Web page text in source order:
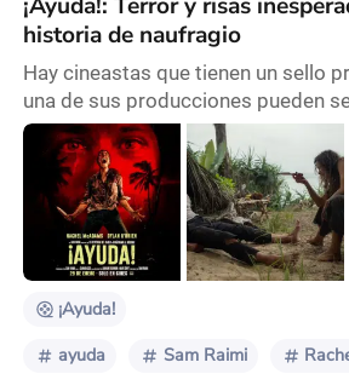
¡Ayuda!: Terror y risas
historia de naufragio
Hay cineastas que tienen un sello
una de sus producciones pueden
reconocibles por las
suelen tener, la estética, puesta en
o incluso los temas que aborda la
selecto grupo de cineastas que
privilegio, tenemos a Sam Raimi
responsable de la trilogía de
¡Ayuda!
ayuda Sam Raimi